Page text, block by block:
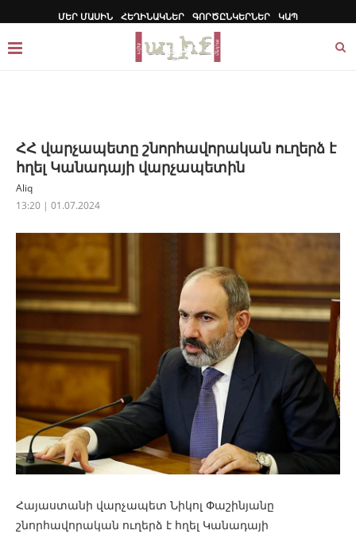
ՄԵՐ ՄԱՍԻՆ ՀԵՂԻՆԱԿՆԵՐ ԳՈՐԾԸՆԿԵՐՆԵՐ ԿԱՊ
ՀՀ վարչապետը շնորհավորական ուղերձ է
հղել Կանադայի վարչապետին
Aliq
13:20 | 01.07.2024
Հայաստանի վարչապետ Նիկոլ Փաշինյանը
շնորհավորական ուղերձ է հղել Կանադայի